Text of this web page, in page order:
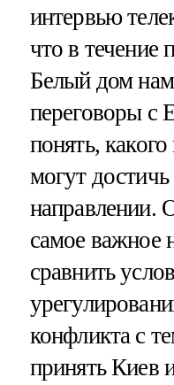
интервью
что в
Белый дом
переговоры с
понять,
могут
направлении.
самое важное
сравнить
конфликта с
принять Киев